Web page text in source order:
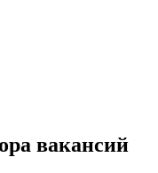
вакансий